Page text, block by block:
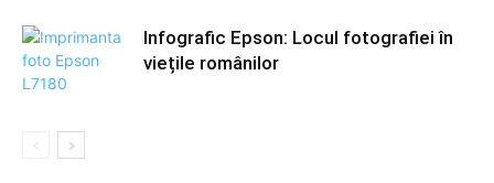
Infografic Epson: Locul fotografiei în
viețile românilor